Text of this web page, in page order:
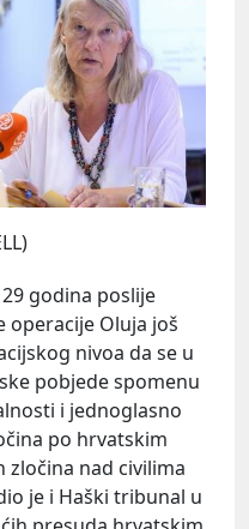
godina poslije
operacije Oluja još
nivoa da se u
pobjede spomenu
i jednoglasno
po hrvatskim
zločina nad civilima
je i Haški tribunal u